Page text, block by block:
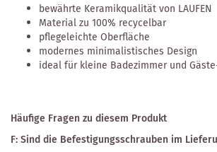
bewährte Keramikqualität von LAUFEN
Material zu 100% recycelbar
pflegeleichte Oberfläche
modernes minimalistisches Design
ideal für kleine Badezimmer und
Häufige Fragen zu diesem Produkt
F: Sind die Befestigungsschrauben im